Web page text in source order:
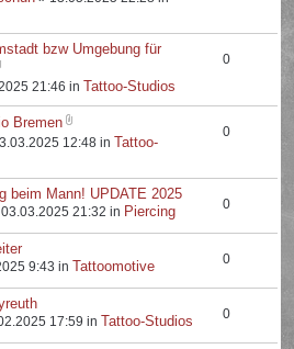
bzw Umgebung für
21:46 in Tattoo-Studios
0
Bremen
12:48 in Tattoo-
0
beim Mann! UPDATE 2025
21:32 in Piercing 0
9:43 in Tattoomotive 0
17:59 in Tattoo-Studios 0